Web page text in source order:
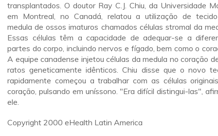
transplantados. O doutor Ray C.J. Chiu, da Universidade
em Montreal, no Canadá, relatou a utilização de
medula de ossos imaturos chamados células stromal da
Essas células têm a capacidade de adequar-se a
partes do corpo, incluindo nervos e fígado, bem como o
A equipe canadense injetou células da medula no coração
ratos geneticamente idênticos. Chiu disse que o novo
rapidamente começou a trabalhar com as células
coração, pulsando em uníssono. "Era difícil distingui-las",
ele.
Copyright 2000 eHealth Latin America